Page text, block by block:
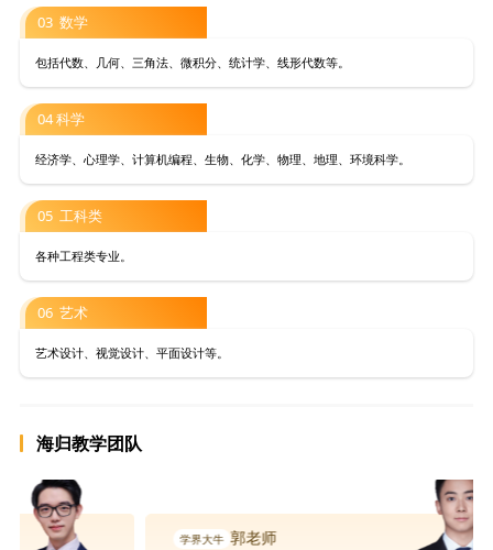
03 数学
包括代数、几何、三角法、微积分、统计学、线形代数等。
04 科学
经济学、心理学、计算机编程、生物、化学、物理、地理、环境科学。
05 工科类
各种工程类专业。
06 艺术
艺术设计、视觉设计、平面设计等。
海归教学团队
郭老师